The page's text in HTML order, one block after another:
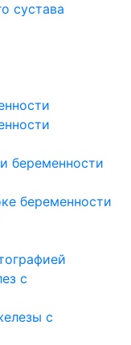
сустава
беременности
беременности
с
с